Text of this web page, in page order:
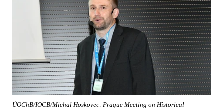
ÚOChB/IOCB/Michal Hoskovec: Prague Meeting on Historical